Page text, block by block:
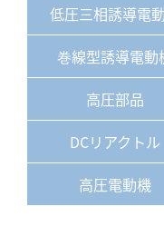
低圧三相誘導電
巻線型誘導電動
高圧部品
DCリアクトル
高圧電動機